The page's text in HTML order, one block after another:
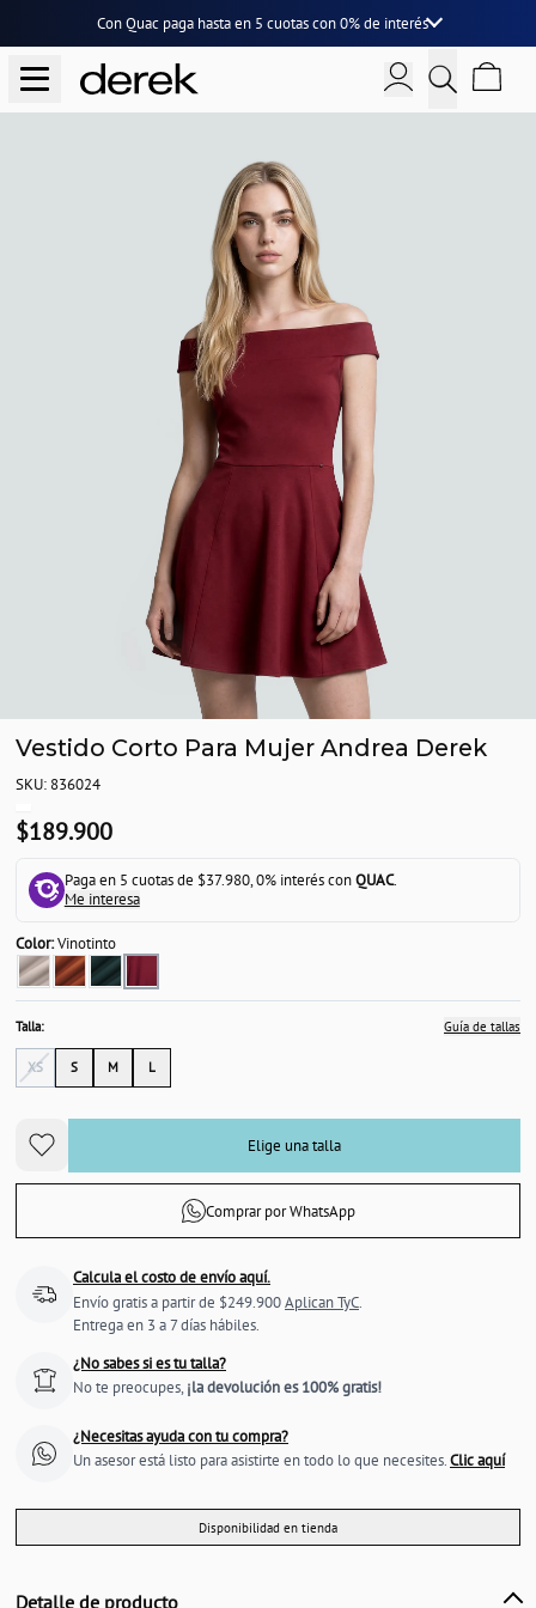
Con Quac paga hasta en 5 cuotascon0% de interés
Vestido Corto Para Mujer Andrea Derek
SKU: 836024
$189.900
Paga en 5 cuotas de $37.980, 0% interés conQUAC.
Me interesa
Color:Vinotinto
Talla: Guía de tallas
XS S M L
Elige una talla
Comprar por WhatsApp
Calcula el costo de envío aquí.
Envío gratis a partir de $249.900Aplican TyC.
Entrega en 3 a 7 días hábiles.
¿No sabes si es tu talla?
No te preocupes, ¡la devolución es 100% gratis!
¿Necesitas ayuda con tu compra?
Un asesor está listo para asistirte en todo lo que necesites.Clic aquí
Disponibilidad en tienda
Detalle de producto